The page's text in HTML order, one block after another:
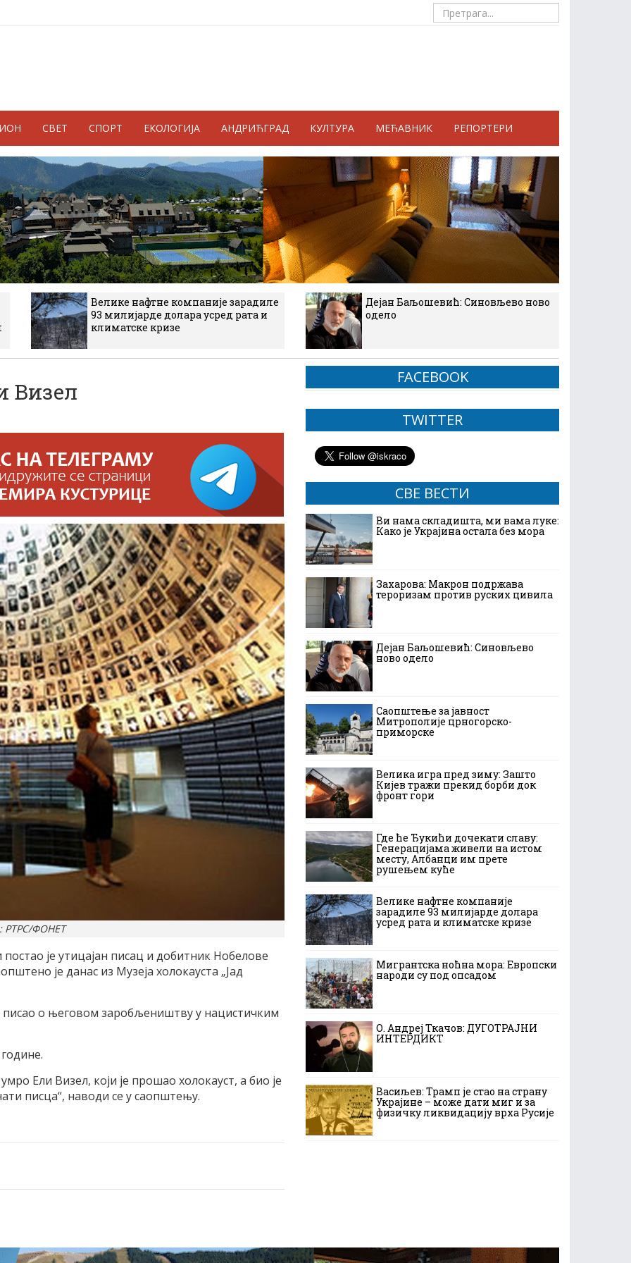
СВЕТ СПОРТ ЕКОЛОГИЈА АНДРИЋГРАД КУЛТУРА МЕЋАВНИК РЕПОРТЕРИ
Велике нафтне компаније зарадиле
93 милијарде долара усред рата и
климатске кризе
Дејан Баљошевић: Синовљево ново
одело
Визел
РТРС/ФОНЕТ
је утицајан писац и добитник Нобелове
је данас из Музеја холокауста „Јад
писао о његовом заробљеништву у нацистичким
Ели Визел, који је прошао холокауст, а био је
писца“, наводи се у саопштењу.
FACEBOOK
TWITTER
СВЕ ВЕСТИ
Ви нама складишта, ми вама луке:
Како је Украјина остала без мора
Захарова: Макрон подржава
тероризам против руских цивила
Дејан Баљошевић: Синовљево
ново одело
Саопштење за јавност
Митрополије црногорско-
приморске
Велика игра пред зиму: Зашто
Кијев тражи прекид борби док
фронт гори
Где ће Ђукићи дочекати славу:
Генерацијама живели на истом
месту, Албанци им прете
рушењем куће
Велике нафтне компаније
зарадиле 93 милијарде долара
усред рата и климатске кризе
Мигрантска ноћна мора: Европски
народи су под опсадом
О. Андреј Ткачов: ДУГОТРАЈНИ
ИНТЕРДИКТ
Васиљев: Трамп је стао на страну
Украјине – може дати миг и за
физичку ликвидацију врха Русије